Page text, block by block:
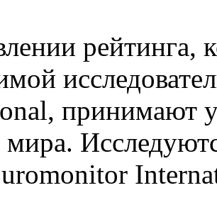
рейтинга,
принимают
мира.